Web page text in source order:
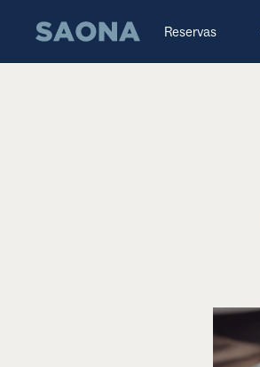
Grupo Saona Reservas